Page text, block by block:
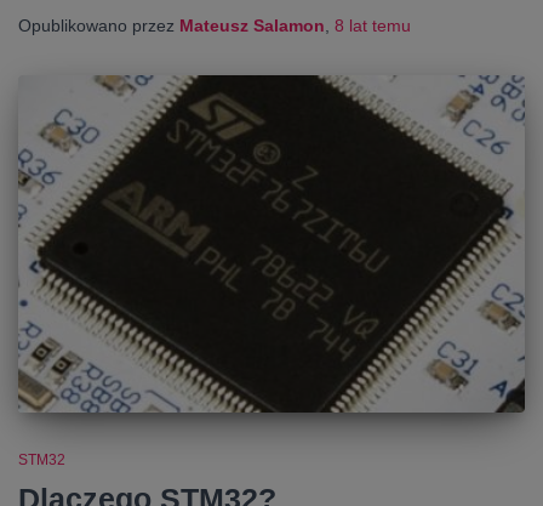
Opublikowano przez Mateusz Salamon 8 lat temu
STM32
Dlaczego STM32?